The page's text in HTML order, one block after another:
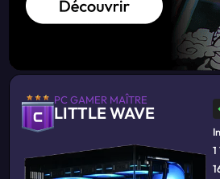
PC GAMER MAÎTRE
LITTLE WAVE